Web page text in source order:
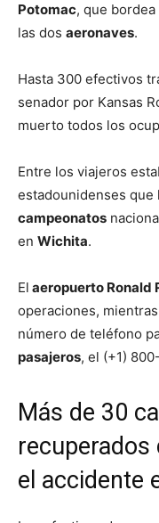
Potomac, que bordea
las dos aeronaves.
Hasta 300 efectivos
senador por Kansas
muerto todos los
Entre los viajeros
estadounidenses que
campeonatos
en Wichita.
El aeropuerto Ronald
operaciones,
número de teléfono
pasajeros, el (+1)
Más de 30
el accidente